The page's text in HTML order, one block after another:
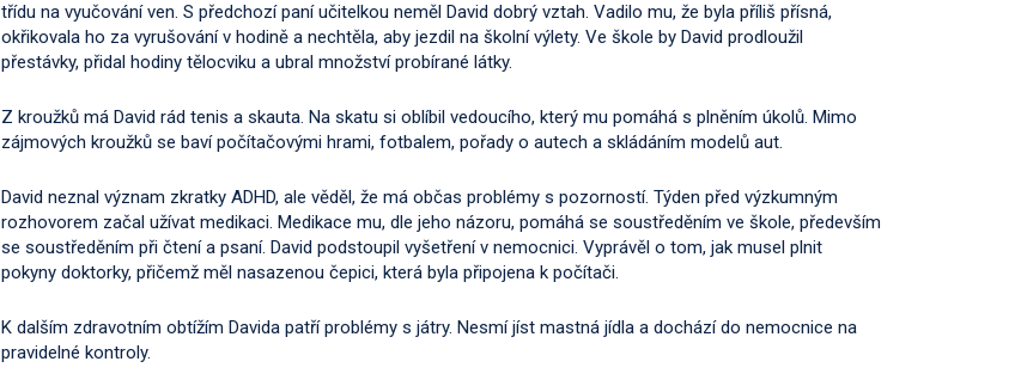
třídu na vyučování ven. S předchozí paní učitelkou neměl David dobrý vztah. Vadilo mu, že byla příliš přísná,
okřikovala ho za vyrušování v hodině a nechtěla, aby jezdil na školní výlety. Ve škole by David prodloužil
přestávky, přidal hodiny tělocviku a ubral množství probírané látky.
Z kroužků má David rád tenis a skauta. Na skatu si oblíbil vedoucího, který mu pomáhá s plněním úkolů. Mimo
zájmových kroužků se baví počítačovými hrami, fotbalem, pořady o autech a skládáním modelů aut.
David neznal význam zkratky ADHD, ale věděl, že má občas problémy s pozorností. Týden před výzkumným
rozhovorem začal užívat medikaci. Medikace mu, dle jeho názoru, pomáhá se soustředěním ve škole, především
se soustředěním při čtení a psaní. David podstoupil vyšetření v nemocnici. Vyprávěl o tom, jak musel plnit
pokyny doktorky, přičemž měl nasazenou čepici, která byla připojena k počítači.
K dalším zdravotním obtížím Davida patří problémy s játry. Nesmí jíst mastná jídla a dochází do nemocnice na
pravidelné kontroly.